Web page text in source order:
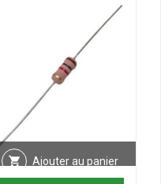
Ajouter au panier